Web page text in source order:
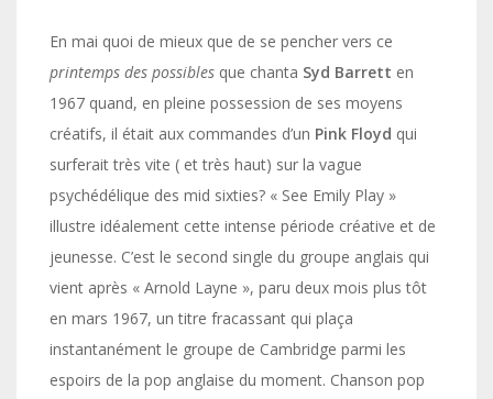
En mai quoi de mieux que de se pencher vers ce
printemps des possibles que chanta Syd Barrett en
1967 quand, en pleine possession de ses moyens
créatifs, il était aux commandes d’un Pink Floyd qui
surferait très vite ( et très haut) sur la vague
psychédélique des mid sixties? « See Emily Play »
illustre idéalement cette intense période créative et de
jeunesse. C’est le second single du groupe anglais qui
vient après « Arnold Layne », paru deux mois plus tôt
en mars 1967, un titre fracassant qui plaça
instantanément le groupe de Cambridge parmi les
espoirs de la pop anglaise du moment. Chanson pop